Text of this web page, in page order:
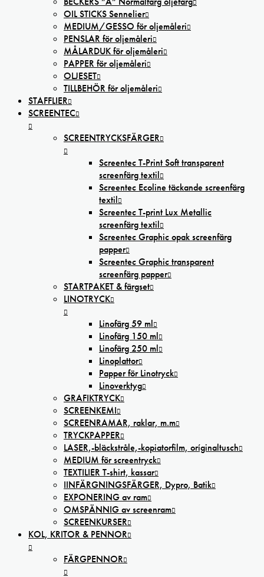
OIL STICKS Sennelier
MEDIUM/GESSO för oljemåleri
PENSLAR för oljemåleri
MÅLARDUK för oljemåleri
PAPPER för oljemåleri
OLJESET
TILLBEHÖR för oljemåleri
STAFFLIER
SCREENTEC
SCREENTRYCKSFÄRGER
Screentec T-Print Soft transparent
screenfärg textil
Screentec Ecoline täckande screenfärg
textil
Screentec T-print Lux Metallic
screenfärg textil
Screentec Graphic opak screenfärg
papper
Screentec Graphic transparent
screenfärg papper
STARTPAKET & färgset
LINOTRYCK
Linofärg 59 ml
Linofärg 150 ml
Linofärg 250 ml
Linoplattor
Papper för Linotryck
Linoverktyg
GRAFIKTRYCK
SCREENKEMI
SCREENRAMAR, raklar, m.m
TRYCKPAPPER
LASER,-bläckstråle,-kopiatorfilm, oríginaltusch
MEDIUM för screentryck
TEXTILIER T-shirt, kassar
IINFÄRGNINGSFÄRGER, Dypro, Batik
EXPONERING av ram
OMSPÄNNIG av screenram
SCREENKURSER
KOL, KRITOR & PENNOR
FÄRGPENNOR